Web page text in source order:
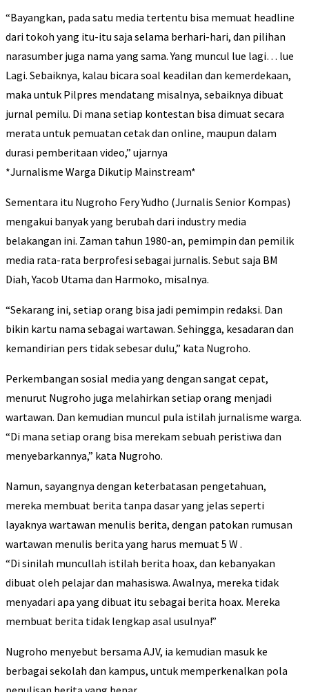
“Bayangkan, pada satu media tertentu bisa memuat headline
dari tokoh yang itu-itu saja selama berhari-hari, dan pilihan
narasumber juga nama yang sama. Yang muncul lue lagi… lue
Lagi. Sebaiknya, kalau bicara soal keadilan dan kemerdekaan,
maka untuk Pilpres mendatang misalnya, sebaiknya dibuat
jurnal pemilu. Di mana setiap kontestan bisa dimuat secara
merata untuk pemuatan cetak dan online, maupun dalam
durasi pemberitaan video,” ujarnya
*Jurnalisme Warga Dikutip Mainstream*
Sementara itu Nugroho Fery Yudho (Jurnalis Senior Kompas)
mengakui banyak yang berubah dari industry media
belakangan ini. Zaman tahun 1980-an, pemimpin dan pemilik
media rata-rata berprofesi sebagai jurnalis. Sebut saja BM
Diah, Yacob Utama dan Harmoko, misalnya.
“Sekarang ini, setiap orang bisa jadi pemimpin redaksi. Dan
bikin kartu nama sebagai wartawan. Sehingga, kesadaran dan
kemandirian pers tidak sebesar dulu,” kata Nugroho.
Perkembangan sosial media yang dengan sangat cepat,
menurut Nugroho juga melahirkan setiap orang menjadi
wartawan. Dan kemudian muncul pula istilah jurnalisme warga.
“Di mana setiap orang bisa merekam sebuah peristiwa dan
menyebarkannya,” kata Nugroho.
Namun, sayangnya dengan keterbatasan pengetahuan,
mereka membuat berita tanpa dasar yang jelas seperti
layaknya wartawan menulis berita, dengan patokan rumusan
wartawan menulis berita yang harus memuat 5 W .
“Di sinilah muncullah istilah berita hoax, dan kebanyakan
dibuat oleh pelajar dan mahasiswa. Awalnya, mereka tidak
menyadari apa yang dibuat itu sebagai berita hoax. Mereka
membuat berita tidak lengkap asal usulnya!”
Nugroho menyebut bersama AJV, ia kemudian masuk ke
berbagai sekolah dan kampus, untuk memperkenalkan pola